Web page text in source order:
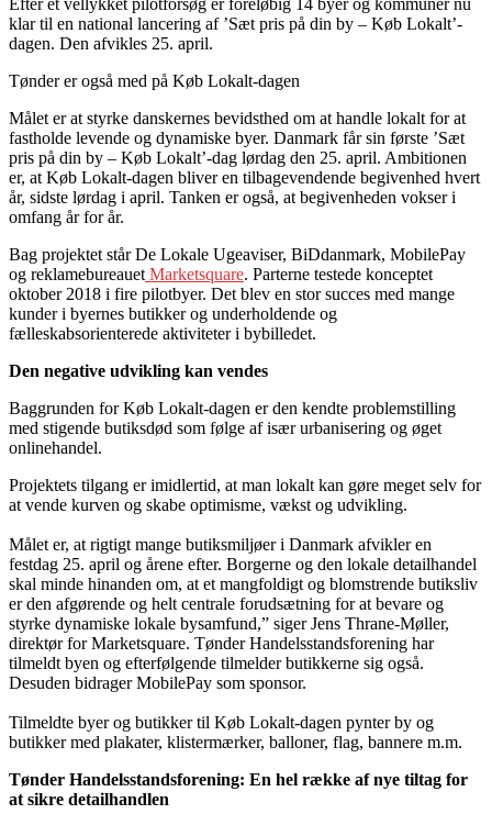
klar til en national lancering af ’Sæt pris på din by – Køb Lokalt’-
dagen. Den afvikles 25. april.
Tønder er også med på Køb Lokalt-dagen
Målet er at styrke danskernes bevidsthed om at handle lokalt for at
fastholde levende og dynamiske byer. Danmark får sin første ’Sæt
pris på din by – Køb Lokalt’-dag lørdag den 25. april. Ambitionen
er, at Køb Lokalt-dagen bliver en tilbagevendende begivenhed hvert
år, sidste lørdag i april. Tanken er også, at begivenheden vokser i
omfang år for år.
Bag projektet står De Lokale Ugeaviser, BiDdanmark, MobilePay
og reklamebureauet Marketsquare. Parterne testede konceptet
oktober 2018 i fire pilotbyer. Det blev en stor succes med mange
kunder i byernes butikker og underholdende og
fælleskabsorienterede aktiviteter i bybilledet.
Den negative udvikling kan vendes
Baggrunden for Køb Lokalt-dagen er den kendte problemstilling
med stigende butiksdød som følge af især urbanisering og øget
onlinehandel.
Projektets tilgang er imidlertid, at man lokalt kan gøre meget selv for
at vende kurven og skabe optimisme, vækst og udvikling.
Målet er, at rigtigt mange butiksmiljøer i Danmark afvikler en
festdag 25. april og årene efter. Borgerne og den lokale detailhandel
skal minde hinanden om, at et mangfoldigt og blomstrende butiksliv
er den afgørende og helt centrale forudsætning for at bevare og
styrke dynamiske lokale bysamfund,” siger Jens Thrane-Møller,
direktør for Marketsquare. Tønder Handelsstandsforening har
tilmeldt byen og efterfølgende tilmelder butikkerne sig også.
Desuden bidrager MobilePay som sponsor.
Tilmeldte byer og butikker til Køb Lokalt-dagen pynter by og
butikker med plakater, klistermærker, balloner, flag, bannere m.m.
Tønder Handelsstandsforening: En hel række af nye tiltag for
at sikre detailhandlen